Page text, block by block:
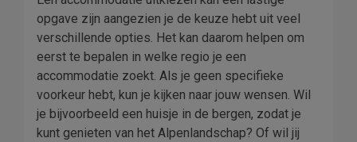
opgave zijn aangezien je de keuze hebt uit veel
verschillende opties. Het kan daarom helpen om
eerst te bepalen in welke regio je een
accommodatie zoekt. Als je geen specifieke
voorkeur hebt, kun je kijken naar jouw wensen. Wil
je bijvoorbeeld een huisje in de bergen, zodat je
kunt genieten van het Alpenlandschap? Of wil jij